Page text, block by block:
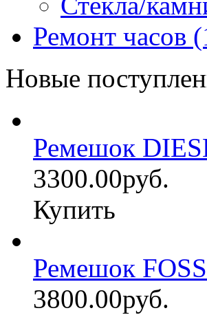
Ремонт часов
Новые
Ремешок
3300.00руб.
Купить
Ремешок
3800.00руб.